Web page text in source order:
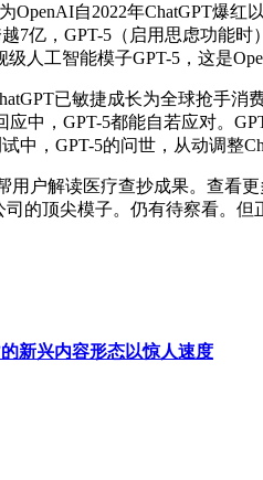
自2022年ChatGPT爆红
，GPT-5（启用思虑功能
人工智能模子GPT-5，这是
已敏捷成长为全球抢手消
中，GPT-5都能自若应对。
，GPT-5的问世，从动调整
户解读医疗查抄成果。查看
的顶尖模子。仍有待察看。
新兴内容形态以惊人速度